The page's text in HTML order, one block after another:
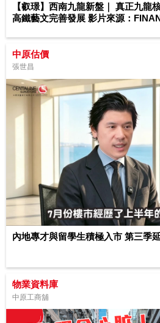
【叡璟】西南九龍新盤｜ 真正九龍
高鐵藝文完善發展 影片來源：
中原估價
張世昌
內地專才與留學生積極入市 第三季
物業資料庫
中原工商舖